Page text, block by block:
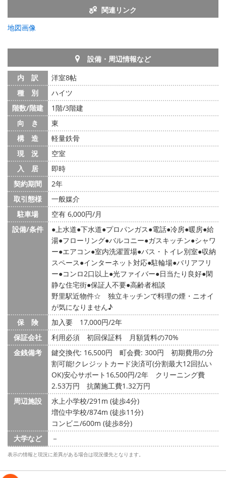
関連リンク
地図画像
設備・周辺情報など
内 訳
洋室8帖
種 別
ハイツ
階数/階建
1階/3階建
向 き
東
構 造
軽量鉄骨
現 況
空室
入 居
即時
契約期間
2年
取引態様
一般媒介
駐車場
空有 6,000円/月
設備/条件
上水道 下水道 プロパンガス 電話 冷房 暖房 給
湯 フローリング バルコニー ガスキッチン シャワ
ー エアコン 室内洗濯置場 バス・トイレ別室 収納
スペース インターネット対応 駐輪場 バリアフリ
ー コンロ2口以上 光ファイバー 日当たり良好 閑
静な住宅街 保証人不要 高齢者相談
野里駅近物件☆ 独立キッチンで料理の煙・ニオイ
が気になりません♪
保 険
加入要 17,000円/2年
保証会社
利用必須 初回保証料 月額賃料の70%
金銭備考
鍵交換代: 16,500円 町会費: 300円
初期費用の分
割可能!クレジットカード決済可(分割最大12回払い
OK)安心サポート16,500円/2年 クリーニング費
2.53万円 抗菌施工費1.32万円
周辺施設
水上小学校/291m (徒歩4分)
増位中学校/874m (徒歩11分)
コンビニ/600m (徒歩8分)
大学など
－
表示の情報と現況に差異がある場合は現況優先となります。